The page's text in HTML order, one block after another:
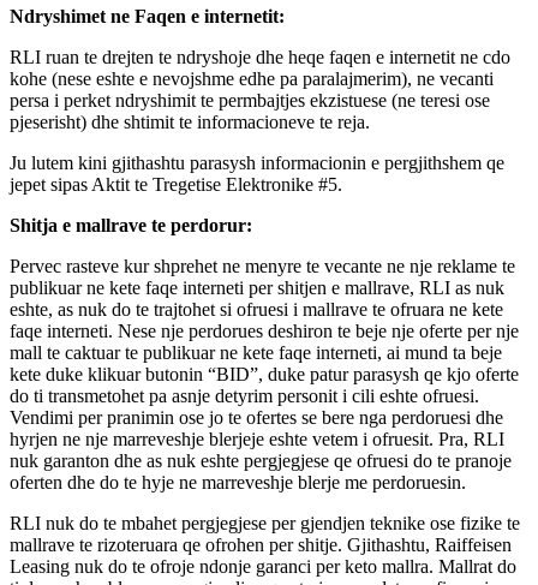
Ndryshimet ne Faqen e internetit:
RLI ruan te drejten te ndryshoje dhe heqe faqen e internetit ne cdo
kohe (nese eshte e nevojshme edhe pa paralajmerim), ne vecanti
persa i perket ndryshimit te permbajtjes ekzistuese (ne teresi ose
pjeserisht) dhe shtimit te informacioneve te reja.
Ju lutem kini gjithashtu parasysh informacionin e pergjithshem qe
jepet sipas Aktit te Tregetise Elektronike #5.
Shitja e mallrave te perdorur:
Pervec rasteve kur shprehet ne menyre te vecante ne nje reklame te
publikuar ne kete faqe interneti per shitjen e mallrave, RLI as nuk
eshte, as nuk do te trajtohet si ofruesi i mallrave te ofruara ne kete
faqe interneti. Nese nje perdorues deshiron te beje nje oferte per nje
mall te caktuar te publikuar ne kete faqe interneti, ai mund ta beje
kete duke klikuar butonin “BID”, duke patur parasysh qe kjo oferte
do ti transmetohet pa asnje detyrim personit i cili eshte ofruesi.
Vendimi per pranimin ose jo te ofertes se bere nga perdoruesi dhe
hyrjen ne nje marreveshje blerjeje eshte vetem i ofruesit. Pra, RLI
nuk garanton dhe as nuk eshte pergjegjese qe ofruesi do te pranoje
oferten dhe do te hyje ne marreveshje blerje me perdoruesin.
RLI nuk do te mbahet pergjegjese per gjendjen teknike ose fizike te
mallrave te rizoteruara qe ofrohen per shitje. Gjithashtu, Raiffeisen
Leasing nuk do te ofroje ndonje garanci per keto mallra. Mallrat do